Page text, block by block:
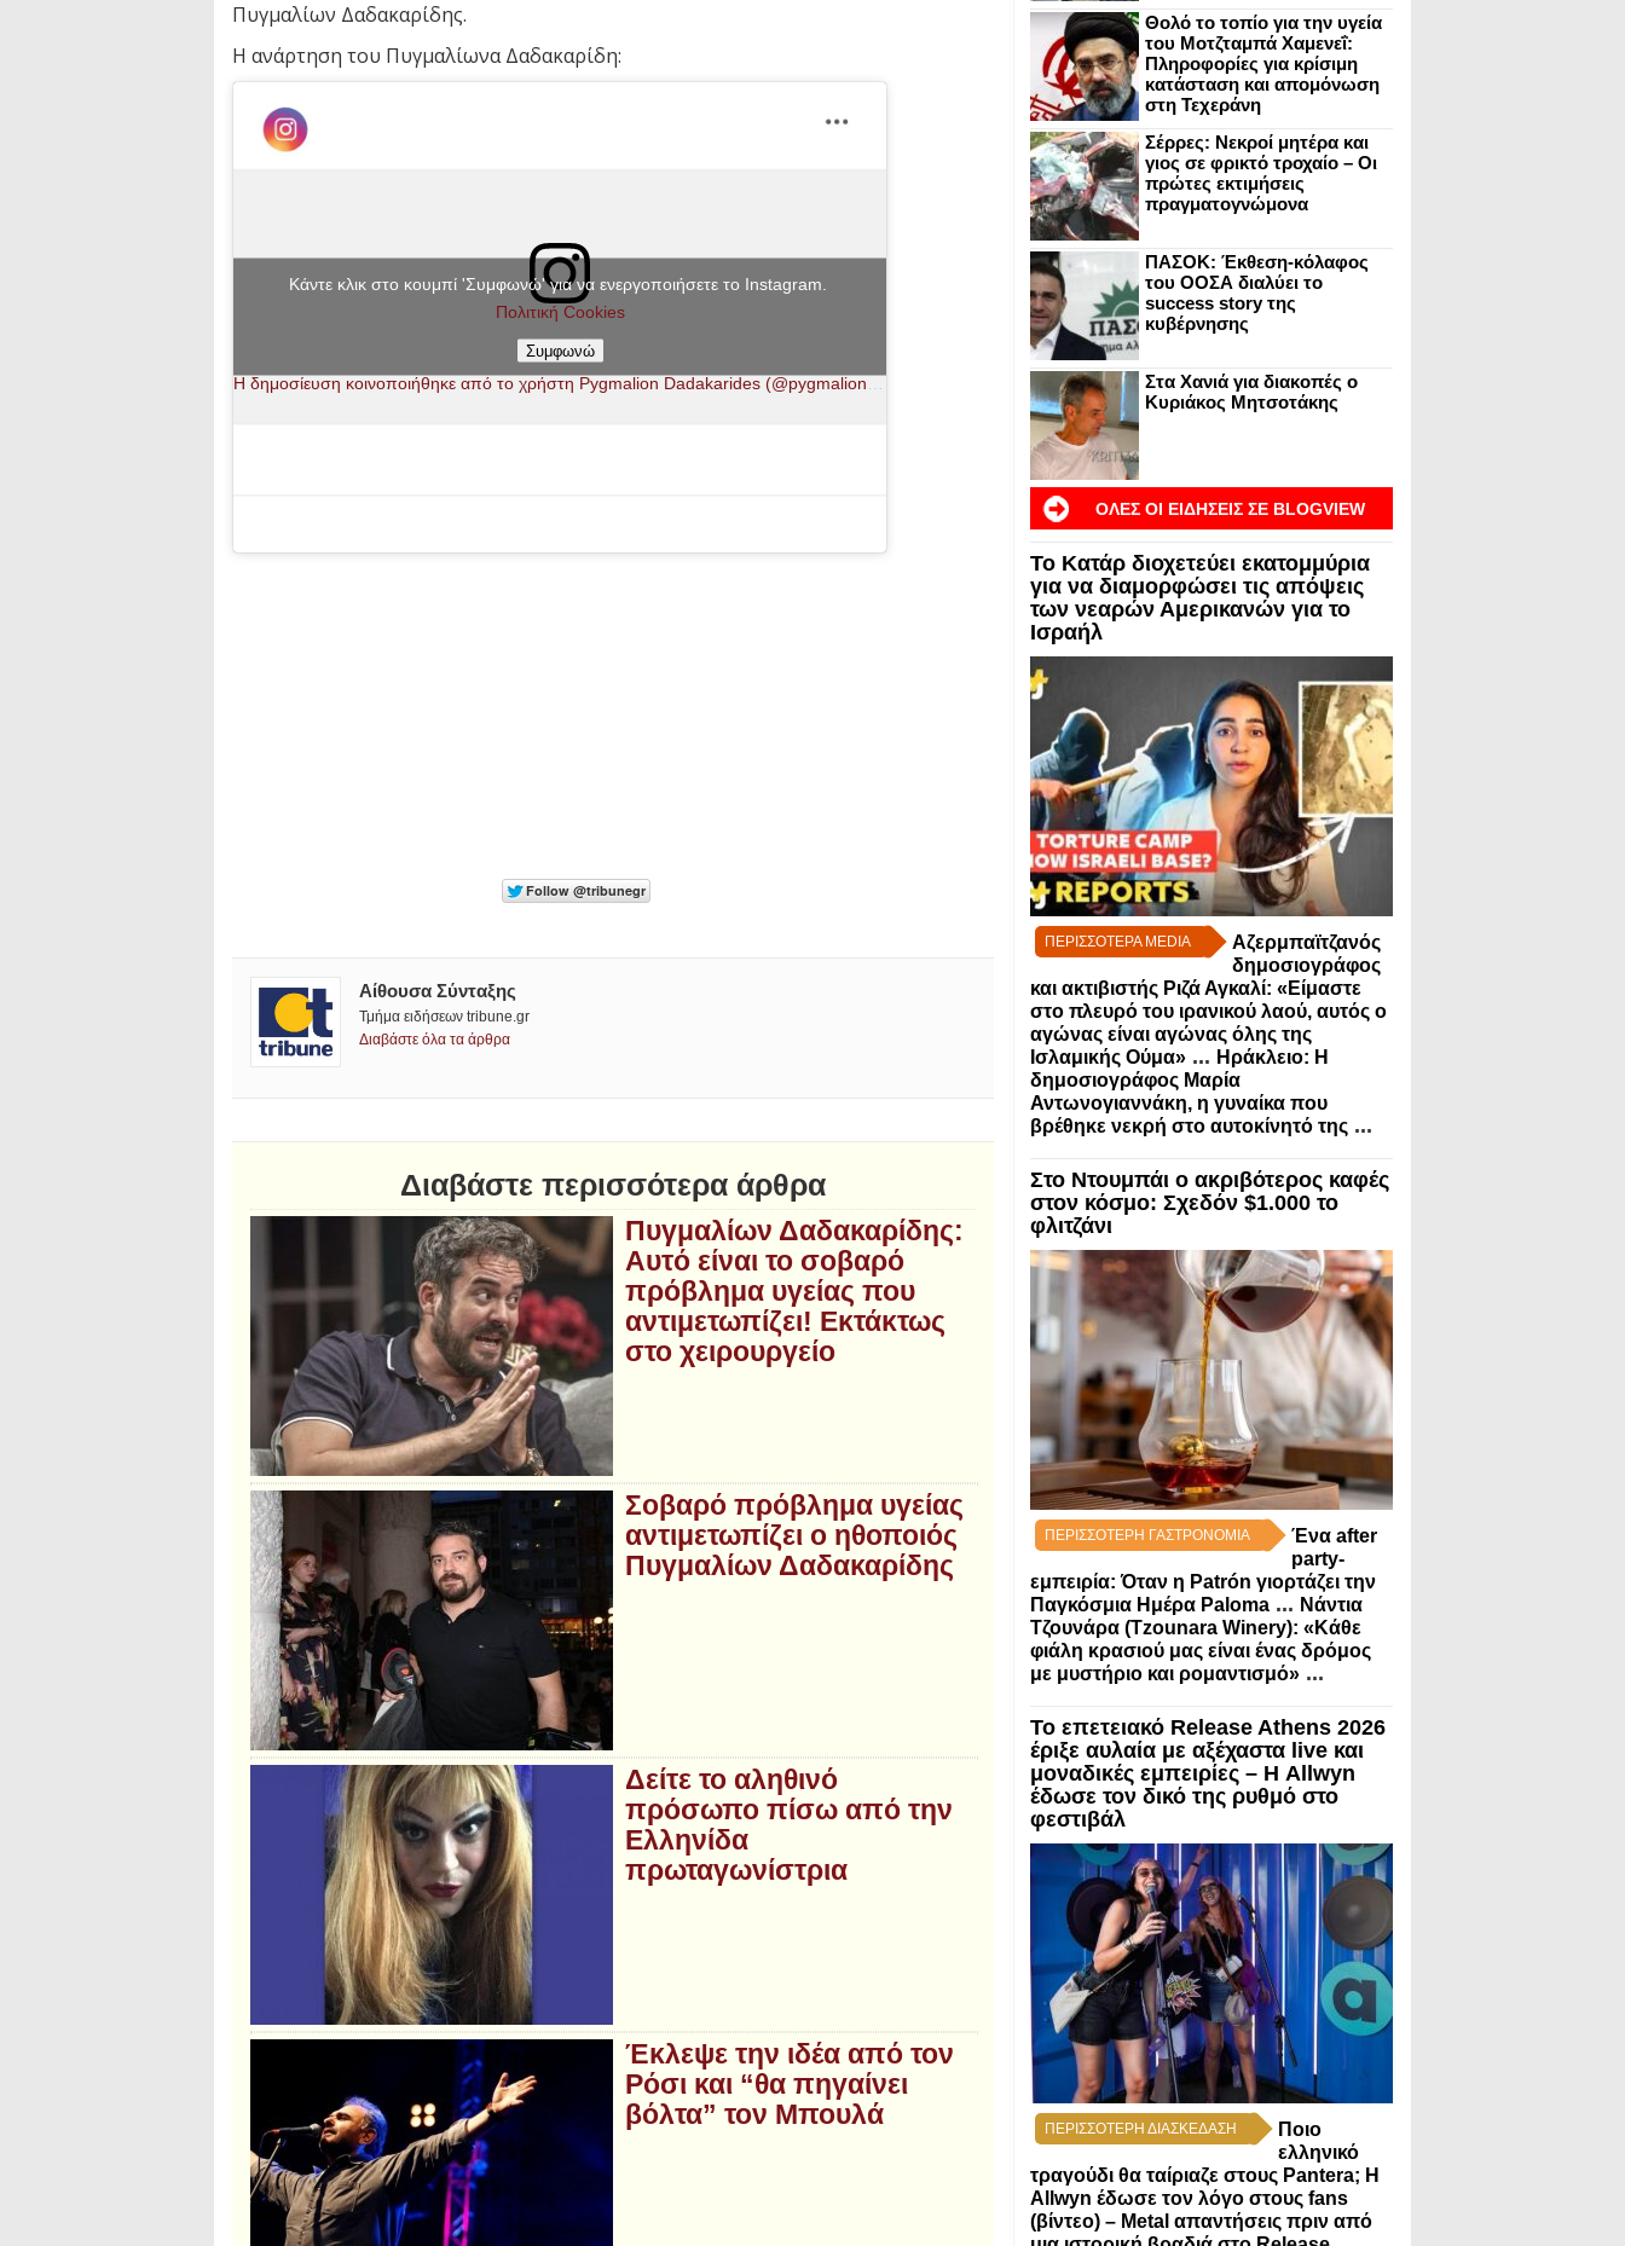
Θολό το τοπίο για την υγεία
του Μοτζταμπά Χαμενεΐ:
Πληροφορίες για κρίσιμη
κατάσταση και απομόνωση
στη Τεχεράνη
Σέρρες: Νεκροί μητέρα και
γιος σε φρικτό τροχαίο – Οι
πρώτες εκτιμήσεις
πραγματογνώμονα
ΠΑΣΟΚ: Έκθεση-κόλαφος
του ΟΟΣΑ διαλύει το
success story της
κυβέρνησης
Στα Χανιά για διακοπές ο
Κυριάκος Μητσοτάκης
ΟΛΕΣ ΟΙ ΕΙΔΗΣΕΙΣ ΣΕ BLOGVIEW
Το Κατάρ διοχετεύει εκατομμύρια
για να διαμορφώσει τις απόψεις
των νεαρών Αμερικανών για το
Ισραήλ
ΠΕΡΙΣΣΟΤΕΡΑ MEDIA
Αζερμπαϊτζανός
δημοσιογράφος
και ακτιβιστής Ριζά Αγκαλί: «Είμαστε
στο πλευρό του ιρανικού λαού, αυτός ο
αγώνας είναι αγώνας όλης της
Ισλαμικής Ούμα» ... Ηράκλειο: Η
δημοσιογράφος Μαρία
Αντωνογιαννάκη, η γυναίκα που
βρέθηκε νεκρή στο αυτοκίνητό της ...
Στο Ντουμπάι ο ακριβότερος καφές
στον κόσμο: Σχεδόν $1.000 το
φλιτζάνι
ΠΕΡΙΣΣΟΤΕΡΗ ΓΑΣΤΡΟΝΟΜΙΑ
Ένα after
party-
εμπειρία: Όταν η Patrón γιορτάζει την
Παγκόσμια Ημέρα Paloma ... Νάντια
Τζουνάρα (Tzounara Winery): «Κάθε
φιάλη κρασιού μας είναι ένας δρόμος
με μυστήριο και ρομαντισμό» ...
Το επετειακό Release Athens 2026
έριξε αυλαία με αξέχαστα live και
μοναδικές εμπειρίες – Η Allwyn
έδωσε τον δικό της ρυθμό στο
φεστιβάλ
ΠΕΡΙΣΣΟΤΕΡΗ ΔΙΑΣΚΕΔΑΣΗ
Ποιο
ελληνικό
τραγούδι θα ταίριαζε στους Pantera; Η
Allwyn έδωσε τον λόγο στους fans
(βίντεο) – Metal απαντήσεις πριν από
Πυγμαλίων Δαδακαρίδης.
Η ανάρτηση του Πυγμαλίωνα Δαδακαρίδη:
Η δημοσίευση κοινοποιήθηκε από το χρήστη Pygmalion Dadakarides (@pygmalion_dadakarides)
Κάντε κλικ στο κουμπί 'Συμφωνώ' για να ενεργοποιήσετε το Instagram.
Πολιτική Cookies
Συμφωνώ
Αίθουσα Σύνταξης
Τμήμα ειδήσεων tribune.gr
Διαβάστε όλα τα άρθρα
Διαβάστε περισσότερα άρθρα
Πυγμαλίων Δαδακαρίδης:
Αυτό είναι το σοβαρό
πρόβλημα υγείας που
αντιμετωπίζει! Εκτάκτως
στο χειρουργείο
Σοβαρό πρόβλημα υγείας
αντιμετωπίζει ο ηθοποιός
Πυγμαλίων Δαδακαρίδης
Δείτε το αληθινό
πρόσωπο πίσω από την
Ελληνίδα
πρωταγωνίστρια
Έκλεψε την ιδέα από τον
Ρόσι και “θα πηγαίνει
βόλτα” τον Μπουλά